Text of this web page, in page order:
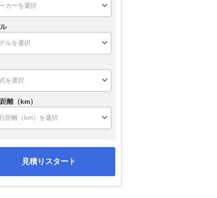
離（km）
見積りスタート